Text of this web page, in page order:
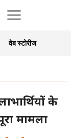
a
वेब स्टोरीज
के
मामला